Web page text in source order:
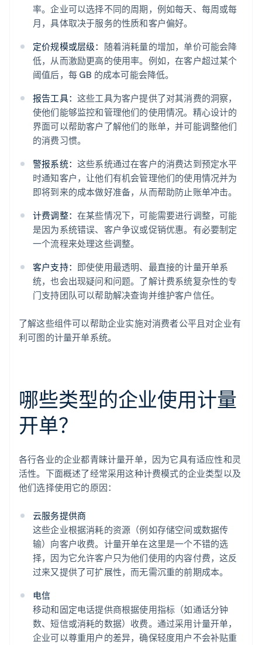
率。企业可以选择不同的周期，例如每天、每周或每
月，具体取决于服务的性质和客户偏好。
定价规模或层级： 随着消耗量的增加，单价可能会降
低，从而激励更高的使用率。例如，在客户超过某个
阈值后，每 GB 的成本可能会降低。
报告工具： 这些工具为客户提供了对其消费的洞察，
使他们能够监控和管理他们的使用情况。精心设计的
界面可以帮助客户了解他们的账单，并可能调整他们
的消费习惯。
警报系统： 这些系统通过在客户的消费达到预定水平
时通知客户，让他们有机会管理他们的使用情况并为
即将到来的成本做好准备，从而帮助防止账单冲击。
计费调整： 在某些情况下，可能需要进行调整，可能
是因为系统错误、客户争议或促销优惠。有必要制定
一个流程来处理这些调整。
客户支持： 即使使用最透明、最直接的计量开单系
统，也会出现疑问和问题。了解计费系统复杂性的专
门支持团队可以帮助解决查询并维护客户信任。
了解这些组件可以帮助企业实施对消费者公平且对企业有
利可图的计量开单系统。
哪些类型的企业使用计量
开单？
各行各业的企业都青睐计量开单，因为它具有适应性和灵
活性。下面概述了经常采用这种计费模式的企业类型以及
他们选择使用它的原因：
云服务提供商
这些企业根据消耗的资源（例如存储空间或数据传
输）向客户收费。计量开单在这里是一个不错的选
择，因为它允许客户只为他们使用的内容付费，这反
过来又提供了可扩展性，而无需沉重的前期成本。
电信
移动和固定电话提供商根据使用指标（如通话分钟
数、短信或消耗的数据）收费。通过采用计量开单，
企业可以尊重用户的差异，确保轻度用户不会补贴重